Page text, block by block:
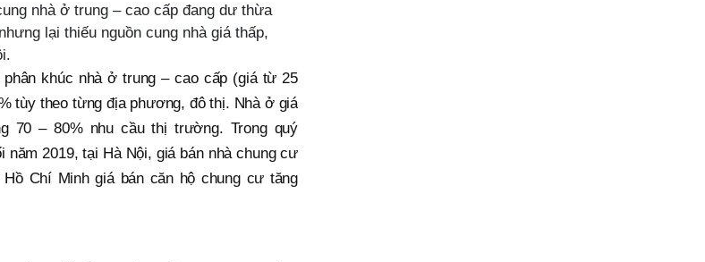
nhà ở trung – cao cấp đang dư thừa
lại thiếu nguồn cung nhà giá thấp,
khúc nhà ở trung – cao cấp (giá từ 25
tùy theo từng địa phương, đô thị. Nhà ở giá
70 – 80% nhu cầu thị trường. Trong quý
2019, tại Hà Nội, giá bán nhà chung cư
Chí Minh giá bán căn hộ chung cư tăng